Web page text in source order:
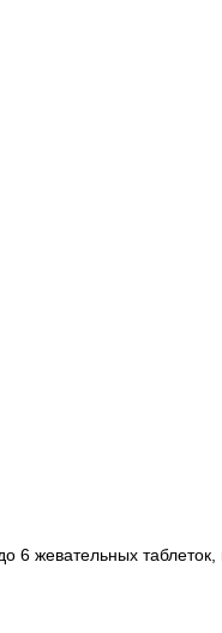
жевательных таблеток,